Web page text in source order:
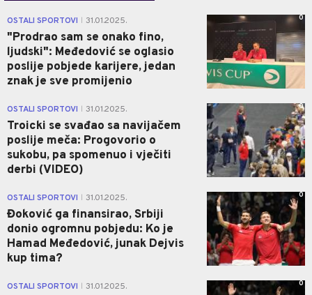
OSTALI SPORTOVI 31.01.2025.
"Prodrao sam se onako fino,
ljudski": Međedović se oglasio
poslije pobjede karijere, jedan
znak je sve promijenio
0
OSTALI SPORTOVI 31.01.2025.
Troicki se svađao sa navijačem
poslije meča: Progovorio o
sukobu, pa spomenuo i vječiti
derbi (VIDEO)
0
OSTALI SPORTOVI 31.01.2025.
Đoković ga finansirao, Srbiji
donio ogromnu pobjedu: Ko je
Hamad Međedović, junak Dejvis
kup tima?
0
OSTALI SPORTOVI 31.01.2025. 0